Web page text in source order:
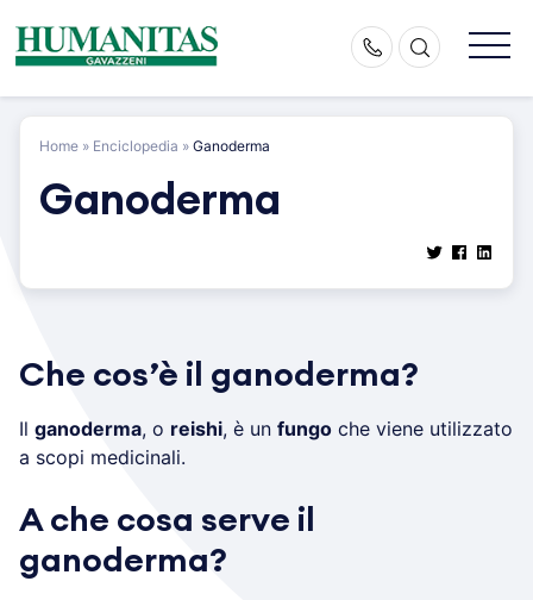
content
Home » Enciclopedia » Ganoderma
Ganoderma
Che cos’è il ganoderma?
Il ganoderma, o reishi, è un fungo che viene utilizzato
a scopi medicinali.
A che cosa serve il
ganoderma?